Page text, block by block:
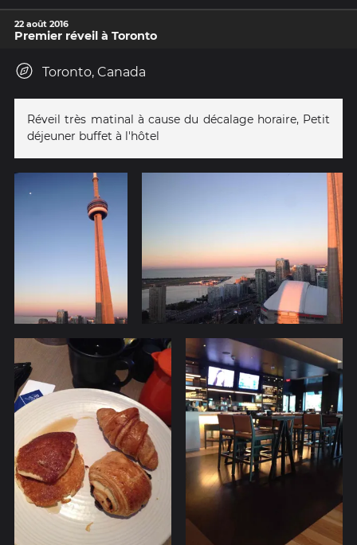
22 août 2016
Premier réveil à Toronto
Toronto, Canada
Réveil très matinal à cause du décalage horaire, Petit
déjeuner buffet à l'hôtel